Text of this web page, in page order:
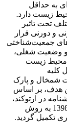
به حداقل
زیست دارد.
تحت تاثیر
و دورنی قرار
جمعیت‌شناختی
و وضعیت شغلی،
محیط زیست
کلیه
شمخال و پارک
هدف، بر اساس
تعداد 760 پرسشنامه (384 پرسشنامه در ارتوکند،
376 پرسشنامه در شمخال)، در تابستان و پاییز 1398 به روش
تکمیل گردید.